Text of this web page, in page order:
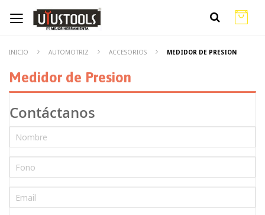
INICIO AUTOMOTRIZ ACCESORIOS MEDIDOR DE PRESION
Medidor de Presion
Contáctanos